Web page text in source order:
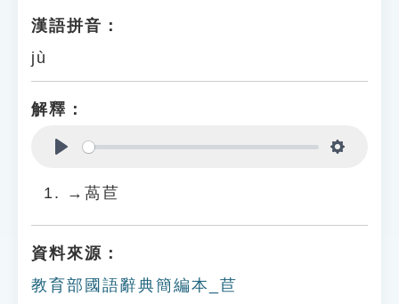
漢語拼音：
jù
解釋：
→萵苣
資料來源：
教育部國語辭典簡編本_苣